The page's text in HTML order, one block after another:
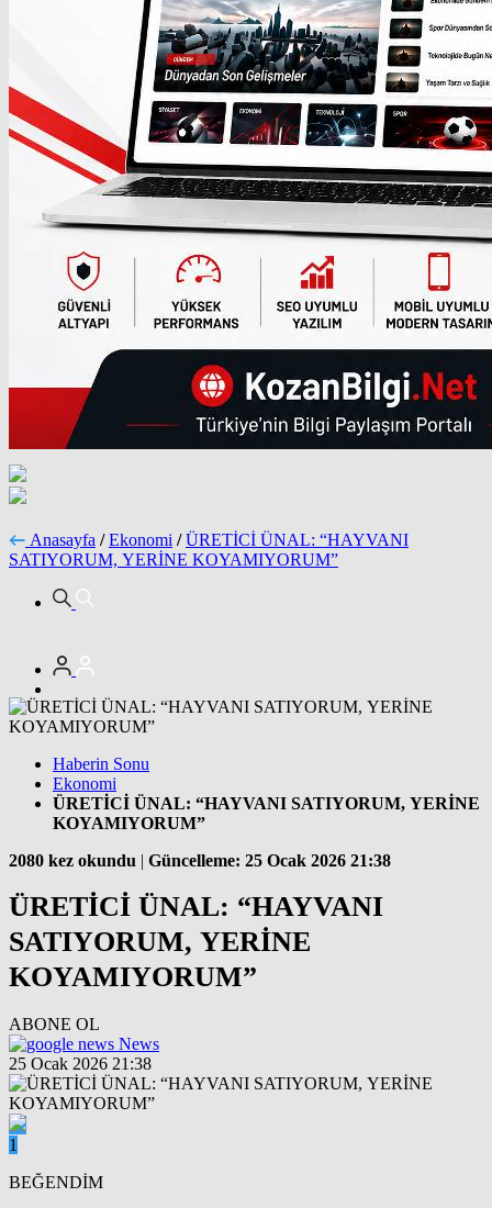
Anasayfa / Ekonomi / ÜRETİCİ ÜNAL: “HAYVANI
SATIYORUM, YERİNE KOYAMIYORUM”
Haberin Sonu
Ekonomi
ÜRETİCİ ÜNAL: “HAYVANI SATIYORUM, YERİNE
KOYAMIYORUM”
2080 kez okundu | Güncelleme: 25 Ocak 2026 21:38
ÜRETİCİ ÜNAL: “HAYVANI
SATIYORUM, YERİNE
KOYAMIYORUM”
ABONE OL
News
25 Ocak 2026 21:38
1
BEĞENDİM